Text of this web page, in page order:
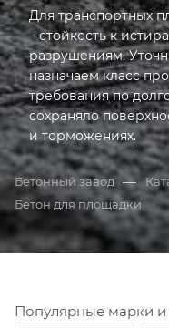
Для транспортных
– стойкость к
разрушениям.
назначаем класс
требования по
сохраняло
и торможениях.
Открыта грань:
Бетонный завод —
Бетон для площадки
Популярные марки и